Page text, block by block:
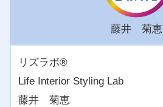
藤井 菊恵
リズラボ®️
Life Interior Styling Lab
藤井 菊恵